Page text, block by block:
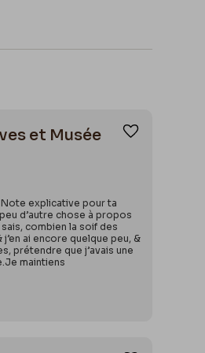
et Musée
Note explicative pour ta
d’autre chose à propos
combien la soif des
ai encore quelque peu, &
prétendre que j’avais une
maintiens
Ajouter